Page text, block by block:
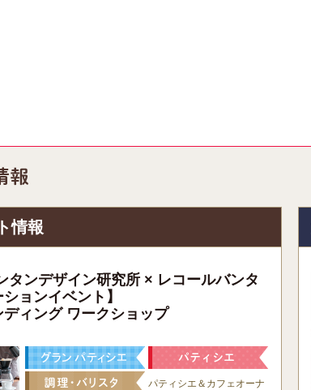
情報
タンデザイン研究所 × レコールバンタ
ョンイベント】
ディング ワークショップ
パティシエ＆カフェオーナ